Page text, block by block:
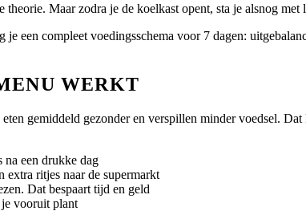
theorie. Maar zodra je de koelkast opent, sta je alsnog
een compleet voedingsschema voor 7 dagen:
WERKT
gemiddeld gezonder en verspillen minder voedsel.
na een drukke dag
extra ritjes naar de supermarkt
Dat bespaart tijd en geld
vooruit plant